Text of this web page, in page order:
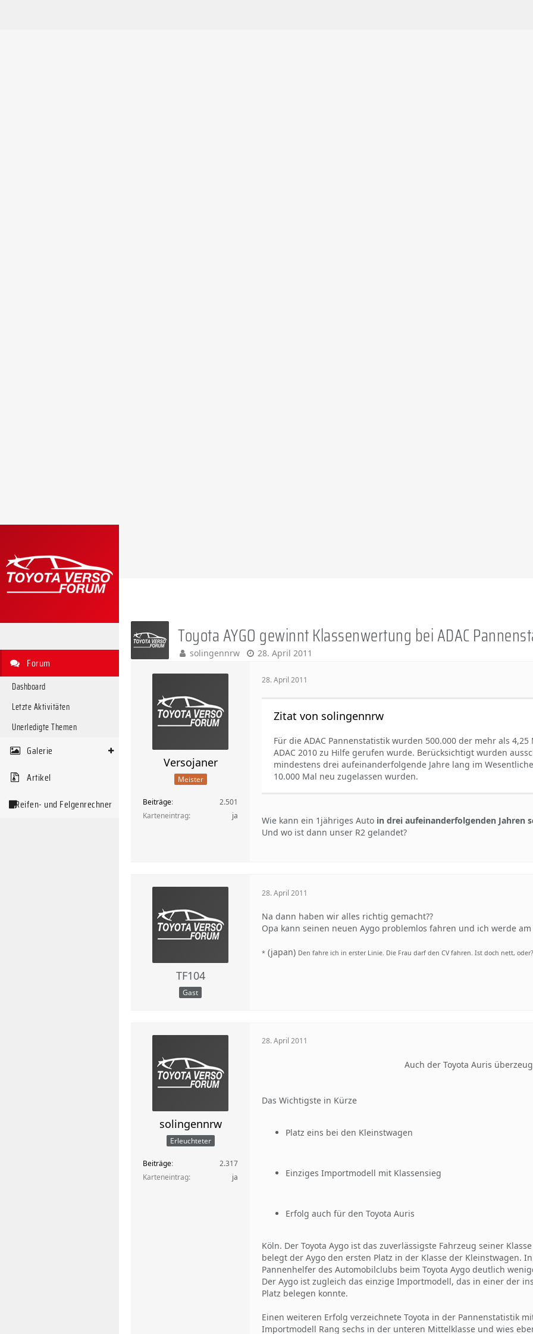
Forum
Dashboard
Letzte Aktivitäten
Unerledigte Themen
Galerie
Artikel
Reifen- und Felgenrechner
Toyota AYGO gewinnt Klassenwertung bei ADAC
solingennrw 28. April 2011
Versojaner
Meister
Beiträge
2.501
Karteneintrag
ja
28. April 2011
Zitat von solingennrw
Für die ADAC Pannenstatistik wurden 500.000 der mehr als
ADAC 2010 zu Hilfe gerufen wurde. Berücksichtigt wurden
mindestens drei aufeinanderfolgende Jahre lang im
10.000 Mal neu zugelassen wurden.
Wie kann ein 1jähriges Auto in drei aufeinanderfolgenden Jahren
Und wo ist dann unser R2 gelandet?
TF104
Gast
28. April 2011
Na dann haben wir alles richtig gemacht??
Opa kann seinen neuen Aygo problemlos fahren und ich werde
* (japan) Den fahre ich in erster Linie. Die Frau darf den CV fahren. Ist doch nett, oder?
solingennrw
Erleuchteter
Beiträge
2.317
Karteneintrag
ja
28. April 2011
Auch der Toyota Auris
Das Wichtigste in Kürze
Platz eins bei den Kleinstwagen
Einziges Importmodell mit Klassensieg
Erfolg auch für den Toyota Auris
Köln. Der Toyota Aygo ist das zuverlässigste Fahrzeug seiner
belegt der Aygo den ersten Platz in der Klasse der Kleinstwagen.
Pannenhelfer des Automobilclubs beim Toyota Aygo deutlich
Der Aygo ist zugleich das einzige Importmodell, das in einer der
Platz belegen konnte.
Einen weiteren Erfolg verzeichnete Toyota in der Pannenstatistik
Importmodell Rang sechs in der unteren Mittelklasse und wies